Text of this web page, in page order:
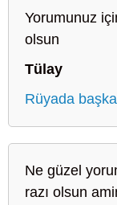
Yorumunuz
olsun
Tülay
Rüyada
Ne güzel
razı olsun